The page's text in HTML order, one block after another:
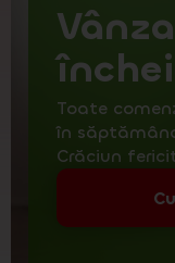
Toate
în
Crăciun